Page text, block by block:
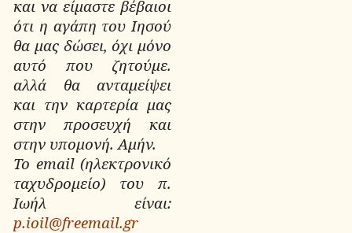
και να είμαστε βέβαιοι
ότι η αγάπη του Ιησού
θα μας δώσει, όχι μόνο
αυτό που ζητούμε.
αλλά θα ανταμείψει
και την καρτερία μας
στην προσευχή και
στην υπομονή. Αμήν.
Το email (ηλεκτρονικό
ταχυδρομείο) του π.
Ιωήλ είναι:
p.ioil@freemail.gr